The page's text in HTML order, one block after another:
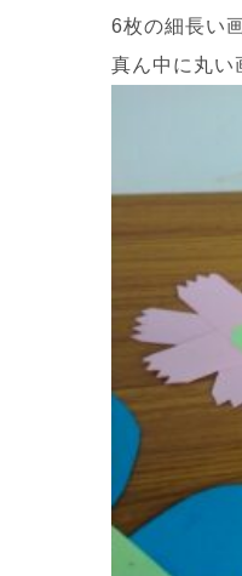
6枚の細長い
真ん中に丸い